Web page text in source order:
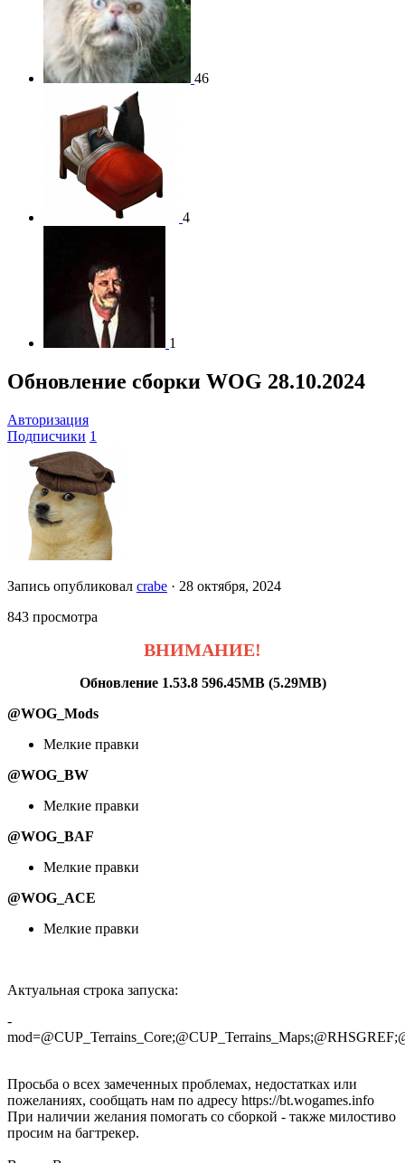
46
4
1
Обновление сборки WOG 28.10.2024
Авторизация
Подписчики 1
Запись опубликовал crabe · 28 октября, 2024
843 просмотра
ВНИМАНИЕ!
Обновление 1.53.8 596.45MB (5.29MB)
@WOG_Mods
Мелкие правки
@WOG_BW
Мелкие правки
@WOG_BAF
Мелкие правки
@WOG_ACE
Мелкие правки
Актуальная строка запуска:
-
Просьба о всех замеченных проблемах, недостатках или
пожеланиях, сообщать нам по адресу https://bt.wogames.info
При наличии желания помогать со сборкой - также милостиво
просим на багтрекер.